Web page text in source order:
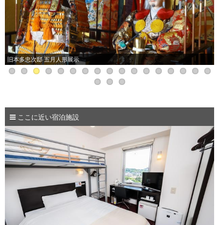
旧本多忠次邸 五月人形展示
ここに近い宿泊施設